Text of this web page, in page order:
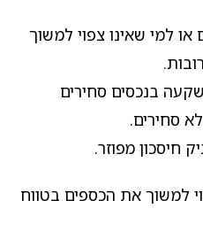
למי שאינו צפוי למשוך
בנכסים סחירים
סחירים.
חיסכון מפוזר.
למשוך את הכספים בטווח